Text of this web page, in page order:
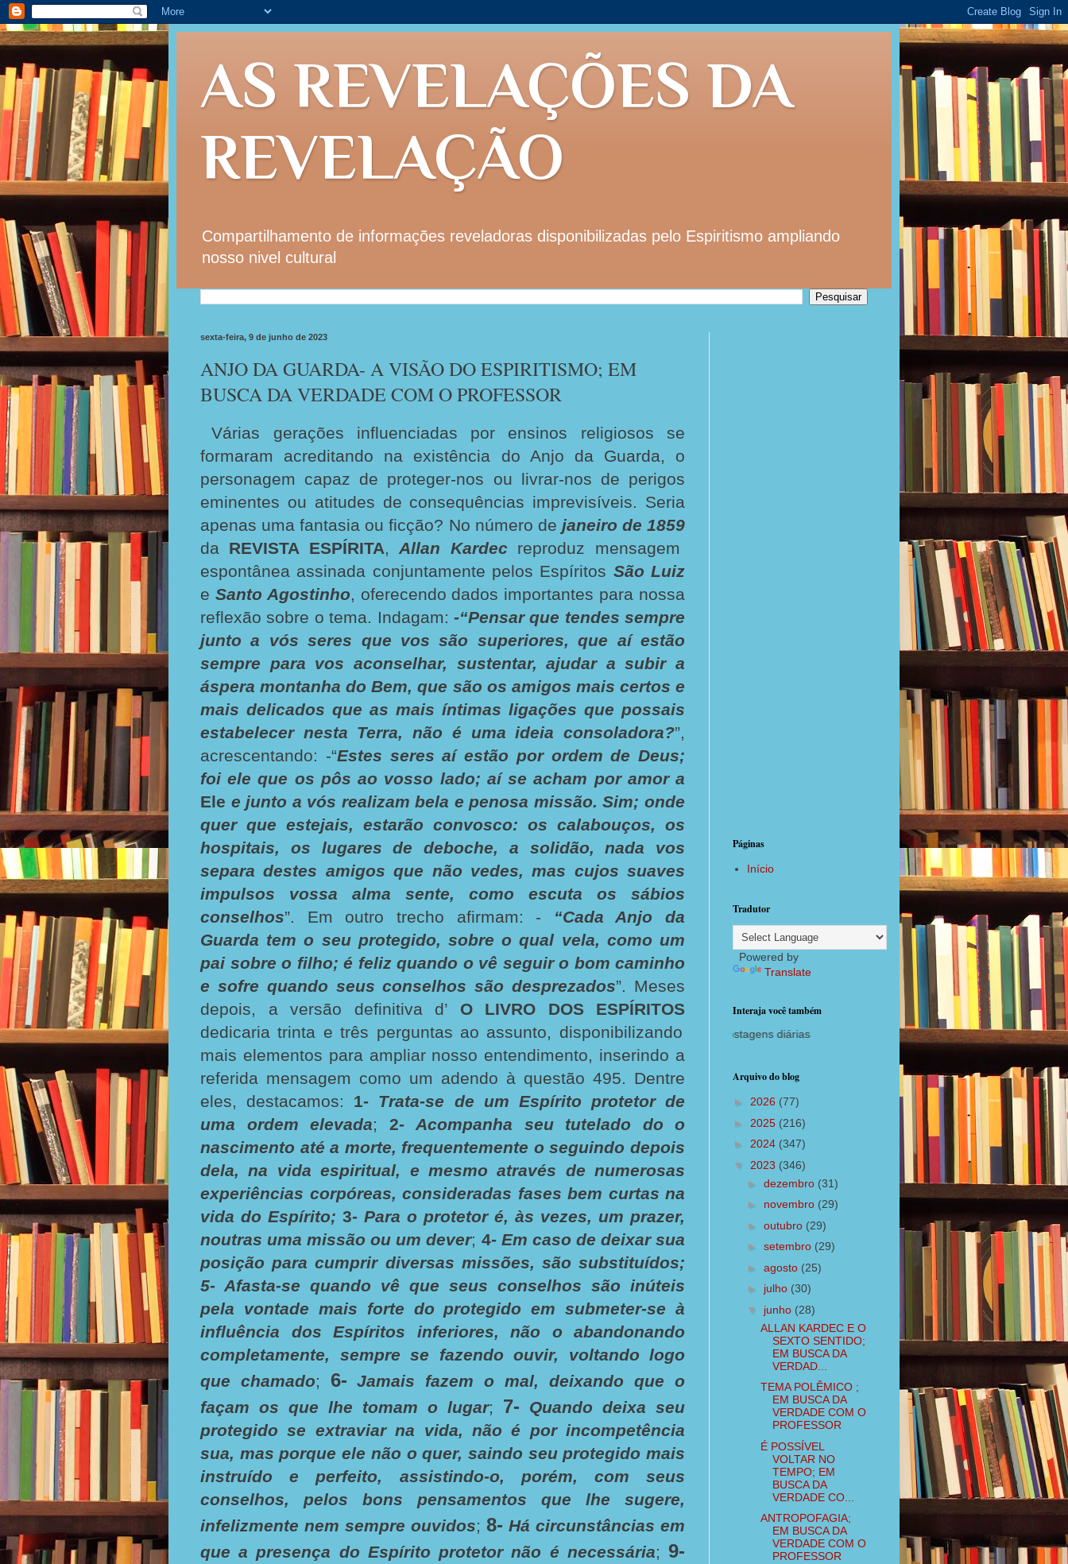
AS REVELAÇÕES DA
REVELAÇÃO
Compartilhamento de informações reveladoras disponibilizadas pelo Espiritismo ampliando
nosso nivel cultural
sexta-feira, 9 de junho de 2023
ANJO DA GUARDA- A VISÃO DO ESPIRITISMO; EM
BUSCA DA VERDADE COM O PROFESSOR
Várias gerações influenciadas por ensinos religiosos se
formaram acreditando na existência do Anjo da Guarda, o
personagem capaz de proteger-nos ou livrar-nos de perigos
eminentes ou atitudes de consequências imprevisíveis. Seria
apenas uma fantasia ou ficção? No número de janeiro de 1859
da REVISTA ESPÍRITA,Allan Kardec reproduz mensagem
espontânea assinada conjuntamente pelos Espíritos São Luiz
e Santo Agostinho, oferecendo dados importantes para nossa
reflexão sobre o tema. Indagam: -“Pensar que tendes sempre
junto a vós seres que vos são superiores, que aí estão
sempre para vos aconselhar, sustentar, ajudar a subir a
áspera montanha do Bem, que são os amigos mais certos e
mais delicados que as mais íntimas ligações que possais
estabelecer nesta Terra, não é uma ideia consoladora?”,
acrescentando: -“Estes seres aí estão por ordem de Deus;
foi ele que os pôs ao vosso lado; aí se acham por amor a
Ele e junto a vós realizam bela e penosa missão. Sim; onde
quer que estejais, estarão convosco: os calabouços, os
hospitais, os lugares de deboche, a solidão, nada vos
separa destes amigos que não vedes, mas cujos suaves
impulsos vossa alma sente, como escuta os sábios
conselhos”. Em outro trecho afirmam: - “Cada Anjo da
Guarda tem o seu protegido, sobre o qual vela, como um
pai sobre o filho; é feliz quando o vê seguir o bom caminho
e sofre quando seus conselhos são desprezados”. Meses
depois, a versão definitiva d’ O LIVRO DOS ESPÍRITOS
dedicaria trinta e três perguntas ao assunto, disponibilizando
mais elementos para ampliar nosso entendimento, inserindo a
referida mensagem como um adendo à questão 495. Dentre
eles, destacamos: 1- Trata-se de um Espírito protetor de
uma ordem elevada; 2-
Acompanha seu tutelado do o
nascimento até a morte, frequentemente o seguindo depois
dela, na vida espiritual, e mesmo através de numerosas
experiências corpóreas, consideradas fases bem curtas na
vida do Espírito; 3- Para o protetor é, às vezes, um prazer,
noutras uma missão ou um dever; 4- Em caso de deixar sua
posição para cumprir diversas missões, são substituídos;
5- Afasta-se quando vê que seus conselhos são inúteis
pela vontade mais forte do protegido em submeter-se à
influência dos Espíritos inferiores, não o abandonando
completamente, sempre se fazendo ouvir, voltando logo
que chamado; 6- Jamais fazem o mal, deixando que o
façam os que lhe tomam o lugar; 7- Quando deixa seu
protegido se extraviar na vida, não é por incompetência
sua, mas porque ele não o quer, saindo seu protegido mais
instruído e perfeito, assistindo-o, porém, com seus
conselhos, pelos bons pensamentos que lhe sugere,
infelizmente nem sempre ouvidos; 8- Há circunstâncias em
que a presença do Espírito protetor não é necessária;9-
Páginas
Início
Tradutor
Powered by
Translate
Interaja você também
agora com postagens diárias
Arquivo do blog
► 2026 (77)
► 2025 (216)
► 2024 (347)
▼ 2023 (346)
► dezembro (31)
► novembro (29)
► outubro (29)
► setembro (29)
► agosto (25)
► julho (30)
▼ junho (28)
ALLAN KARDEC E O
SEXTO SENTIDO;
EM BUSCA DA
VERDAD...
TEMA POLÊMICO ;
EM BUSCA DA
VERDADE COM O
PROFESSOR
É POSSÍVEL
VOLTAR NO
TEMPO; EM
BUSCA DA
VERDADE CO...
ANTROPOFAGIA;
EM BUSCA DA
VERDADE COM O
PROFESSOR